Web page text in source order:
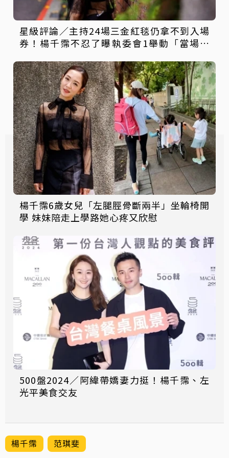
星級評論／主持24場三金紅毯仍拿不到入場
券！楊千霈不忍了曝執委會1舉動「當場爆
楊千霈6歲女兒「左腿脛骨斷兩半」坐輪椅開
學 妹妹陪走上學路她心疼又欣慰
500盤2024／阿緯帶嬌妻力挺！楊千霈、左
光平美食交友
楊千霈 范琪斐